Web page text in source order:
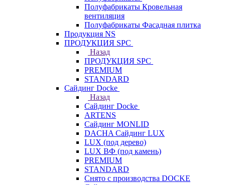
Полуфабрикаты Кровельная
вентиляция
Полуфабрикаты Фасадная плитка
Продукция NS
ПРОДУКЦИЯ SPC
Назад
ПРОДУКЦИЯ SPC
PREMIUM
STANDARD
Сайдинг Docke
Назад
Сайдинг Docke
ARTENS
Cайдинг MONLID
DACHA Сайдинг LUX
LUX (под дерево)
LUX ВФ (под камень)
PREMIUM
STANDARD
Снято с производства DOCKE